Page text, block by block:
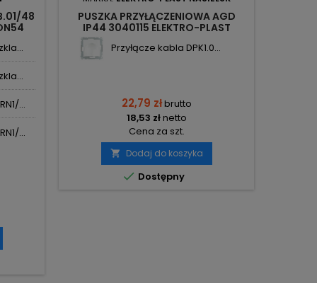
48
...
...
PUSZKA PRZYŁĄCZENIOWA AGD
IP44 3040115 ELEKTRO-PLAST
Przyłącze kabla DPK1.0...
22,79 złbrutto
18,53 złnetto
Cena za szt.
 Dodaj do koszyka
 Dostępny